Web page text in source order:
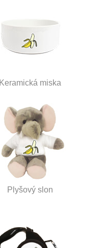
Keramická miska
Plyšový slon